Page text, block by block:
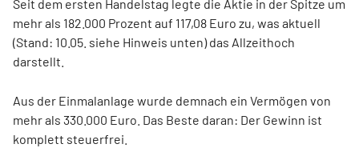
Seit dem ersten Handelstag legte die Aktie in der Spitze um
mehr als 182.000 Prozent auf 117,08 Euro zu, was aktuell
(Stand: 10.05. siehe Hinweis unten) das Allzeithoch
darstellt.
Aus der Einmalanlage wurde demnach ein Vermögen von
mehr als 330.000 Euro. Das Beste daran: Der Gewinn ist
komplett steuerfrei.